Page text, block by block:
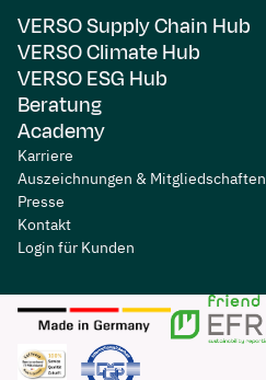
VERSO Supply Chain Hub
VERSO Climate Hub
VERSO ESG Hub
Beratung
Academy
Karriere
Auszeichnungen & Mitgliedschaften
Presse
Kontakt
Login für Kunden